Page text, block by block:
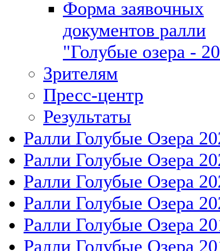
Форма заявочных
документов ралли
"Голубые озера -
Зрителям
Пресс-центр
Результаты
Ралли Голубые Озера
Ралли Голубые Озера
Ралли Голубые Озера
Ралли Голубые Озера
Ралли Голубые Озера
Ралли Голубые Озера